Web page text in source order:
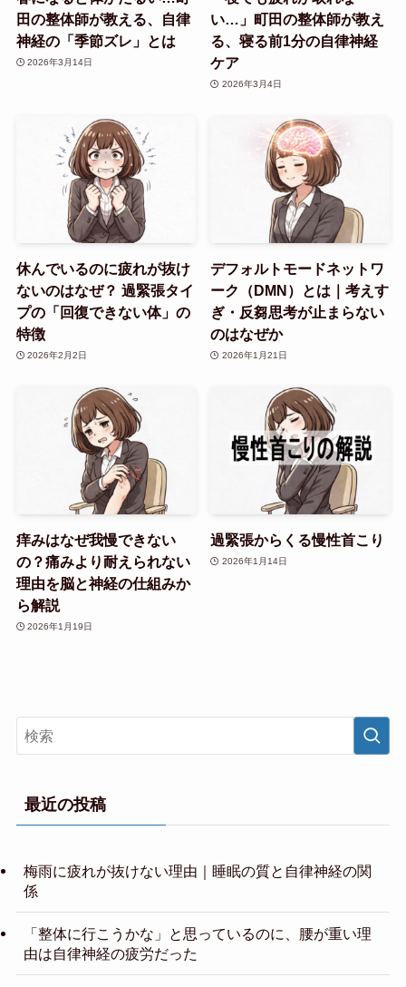
田の整体師が教える、自律
神経の「季節ズレ」とは
2026年3月14日
い…」町田の整体師が教え
る、寝る前1分の自律神経
ケア
2026年3月4日
休んでいるのに疲れが抜け
ないのはなぜ？ 過緊張タイ
プの「回復できない体」の
特徴
2026年2月2日
デフォルトモードネットワ
ーク（DMN）とは｜考えす
ぎ・反芻思考が止まらない
のはなぜか
2026年1月21日
痒みはなぜ我慢できない
の？痛みより耐えられない
理由を脳と神経の仕組みか
ら解説
2026年1月19日
過緊張からくる慢性首こり
2026年1月14日
最近の投稿
梅雨に疲れが抜けない理由｜睡眠の質と自律神経の関
係
「整体に行こうかな」と思っているのに、腰が重い理
由は自律神経の疲労だった